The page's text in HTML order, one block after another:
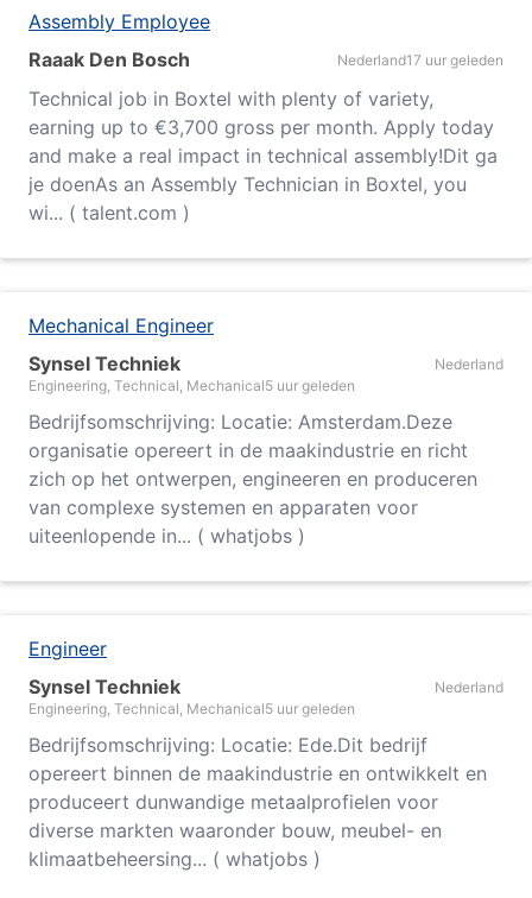
Assembly Employee
Raaak Den Bosch
Nederland17 uur geleden
Technical job in Boxtel with plenty of variety,
earning up to €3,700 gross per month. Apply today
and make a real impact in technical assembly!Dit ga
je doenAs an Assembly Technician in Boxtel, you
wi... ( talent.com )
Mechanical Engineer
Synsel Techniek
Nederland
Engineering, Technical, Mechanical5 uur geleden
Bedrijfsomschrijving: Locatie: Amsterdam.Deze
organisatie opereert in de maakindustrie en richt
zich op het ontwerpen, engineeren en produceren
van complexe systemen en apparaten voor
uiteenlopende in... ( whatjobs )
Engineer
Synsel Techniek
Nederland
Engineering, Technical, Mechanical5 uur geleden
Bedrijfsomschrijving: Locatie: Ede.Dit bedrijf
opereert binnen de maakindustrie en ontwikkelt en
produceert dunwandige metaalprofielen voor
diverse markten waaronder bouw, meubel- en
klimaatbeheersing... ( whatjobs )